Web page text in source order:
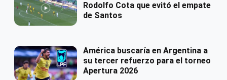
Rodolfo Cota que evitó el empate
de Santos
América buscaría en Argentina a
su tercer refuerzo para el torneo
Apertura 2026